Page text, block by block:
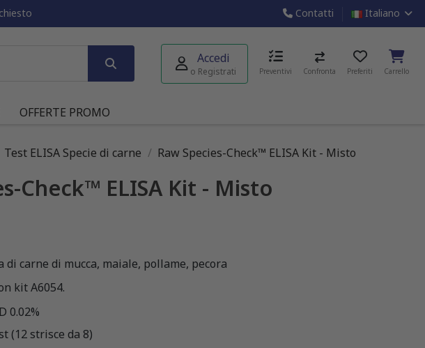
Contatti Italiano
Accedi
o Registrati Preventivi Confronta Preferiti Carrello
OFFERTE PROMO
Test ELISA Specie di carne Raw Species-Check™ ELISA Kit - Misto
Check™ ELISA Kit - Misto
di carne di mucca, maiale, pollame, pecora
kit A6054.
0.02%
(12 strisce da 8)